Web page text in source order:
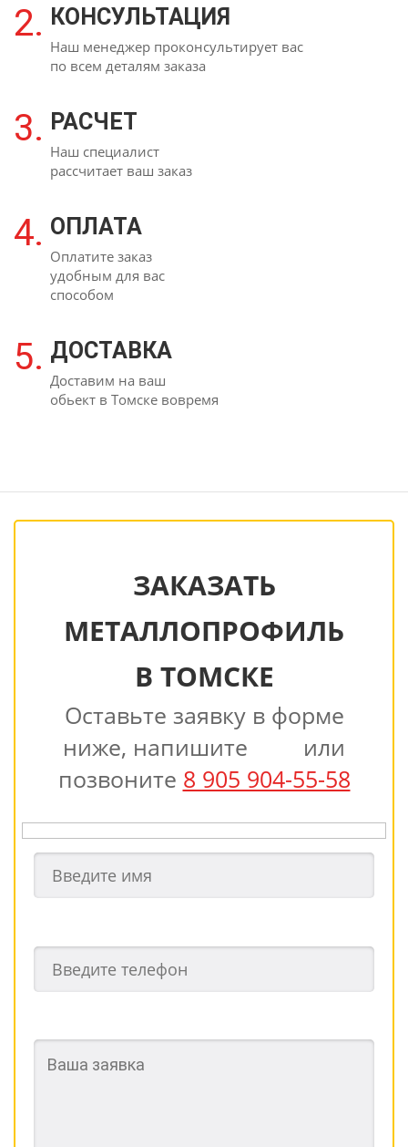
2. КОНСУЛЬТАЦИЯ
Наш менеджер проконсультирует вас
по всем деталям заказа
3. РАСЧЕТ
Наш специалист
рассчитает ваш заказ
4. ОПЛАТА
Оплатите заказ
удобным для вас
способом
5. ДОСТАВКА
Доставим на ваш
обьект в Томске вовремя
ЗАКАЗАТЬ
МЕТАЛЛОПРОФИЛЬ
В ТОМСКЕ
Оставьте заявку в форме
ниже, напишите
или
позвоните 8 905 904-55-58